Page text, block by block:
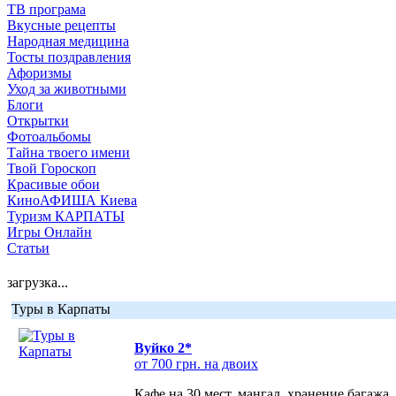
ТВ програма
Вкусные рецепты
Народная медицина
Тосты поздравления
Афоризмы
Уход за животными
Блоги
Открытки
Фотоальбомы
Тайна твоего имени
Твой Гороскоп
Красивые обои
КиноАФИША Киева
Туризм КАРПАТЫ
Игры Онлайн
Статьи
загрузка...
Туры в Карпаты
Вуйко 2*
от 700 грн. на двоих